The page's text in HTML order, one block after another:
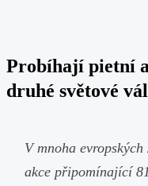
Probíhají pietní
druhé světové
V mnoha
akce připomínající